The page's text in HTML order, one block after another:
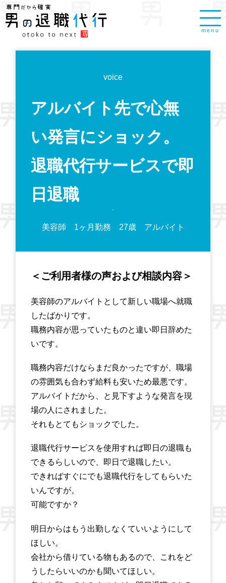
menu
voice
アルバイト先で心無
い発言にショック。
退職代行サービスで即
日退職
美容師 1ヶ月勤務 27歳 アルバイト
＜ご利用者様の声および相談内容＞
美容師のアルバイトとして新しい職場へ就職
したばかりです。
職務内容が思っていたものと違い即日辞めた
いです。
職務内容だけならまだ良かったですが、職場
の雰囲気も合わず給料も安いため最悪です。
アルバイトだから、と見下すような発言を現
場の人にされました。
それもとてもショックでした。
退職代行サービスを使用すれば即日の退職も
できるらしいので、即日で退職したい。
できればすぐにでも退職代行をしてもらいた
いんですが。
可能ですか？
明日からはもう出勤しなくていいようにして
ほしい。
会社から借りている物もあるので、これをど
うしたらいいのかも聞いてほしい。